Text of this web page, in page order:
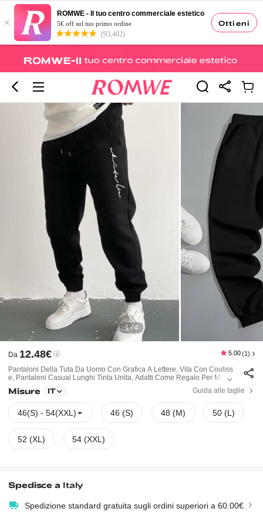
Ottieni
×
ROMWE - Il tuo centro commerciale estetico
5€ off sul tuo primo ordine
(93,402)
1 / 4
Da 12.48€ 5.00 (1)
Pantaloni Della Tuta Da Uomo Con Grafica A Lettere, Vita Con Couliss
E, Pantaloni Casual Lunghi Tinta Unita, Adatti Come Regalo Per Marito
O Fidanzato
Misure IT Guida alle taglie
46(S) - 54(XXL) 46 (S) 48 (M) 50 (L)
52 (XL) 54 (XXL)
Spedisce a Italy
Spedizione standard gratuita sugli ordini superiori a 60.00€